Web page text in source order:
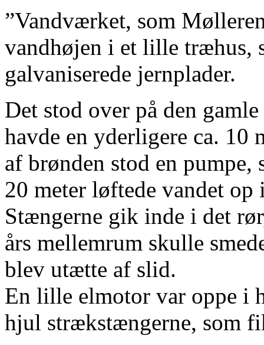
”Vandværket, som
vandhøjen i et lille træhus,
galvaniserede jernplader.
Det stod over på den
havde en yderligere ca. 10
af brønden stod en
20 meter løftede vandet op
Stængerne gik inde i det
års mellemrum skulle
blev utætte af slid.
En lille elmotor var oppe i
hjul strækstængerne, som